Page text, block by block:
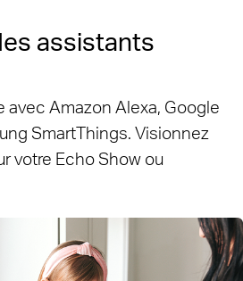
assistants
avec Amazon Alexa, Google
SmartThings. Visionnez
votre Echo Show ou